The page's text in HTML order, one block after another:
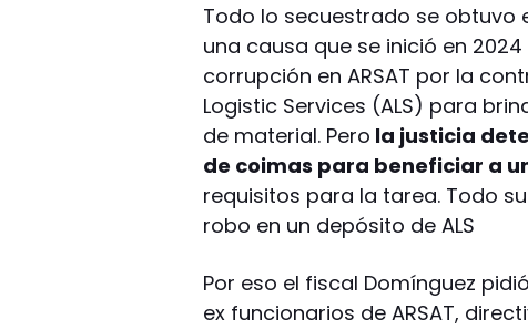
Todo lo secuestrado se obtuvo
una causa que se inició en
corrupción en ARSAT por la
Logistic Services (ALS) para
de material. Pero la justicia
de coimas para beneficiar a
requisitos para la tarea. Todo
robo en un depósito de ALS
Por eso el fiscal Domínguez
ex funcionarios de ARSAT,